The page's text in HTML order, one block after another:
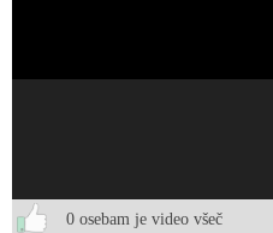
0 osebam je video všeč